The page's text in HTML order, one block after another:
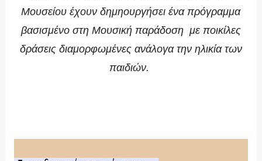
Μουσείου έχουν δημηουργήσει ένα πρόγραμμα
βασισμένο στη Μουσική παράδοση με ποικίλες
δράσεις διαμορφωμένες ανάλογα την ηλικία των
παιδιών.